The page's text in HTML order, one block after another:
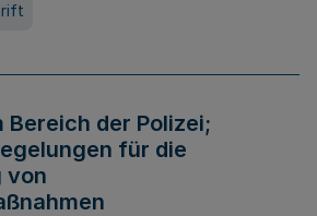
Bereich der Polizei;
für die
von